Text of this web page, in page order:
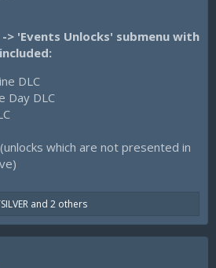
> 'Events Unlocks' submenu with
DLC
Day DLC
which are not presented in
and 2 others